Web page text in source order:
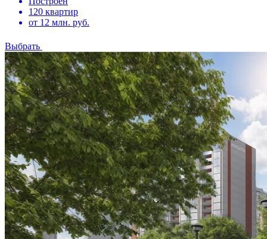
120 квартир
от 12 млн. руб.
Выбрать